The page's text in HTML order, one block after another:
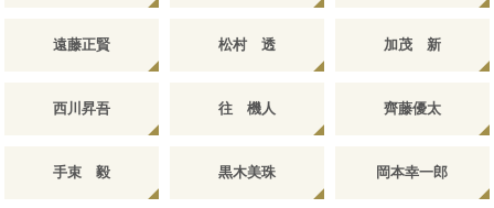
遠藤正賢 松村 透 加茂 新
西川昇吾 往 機人 齊藤優太
手束 毅 黒木美珠 岡本幸一郎